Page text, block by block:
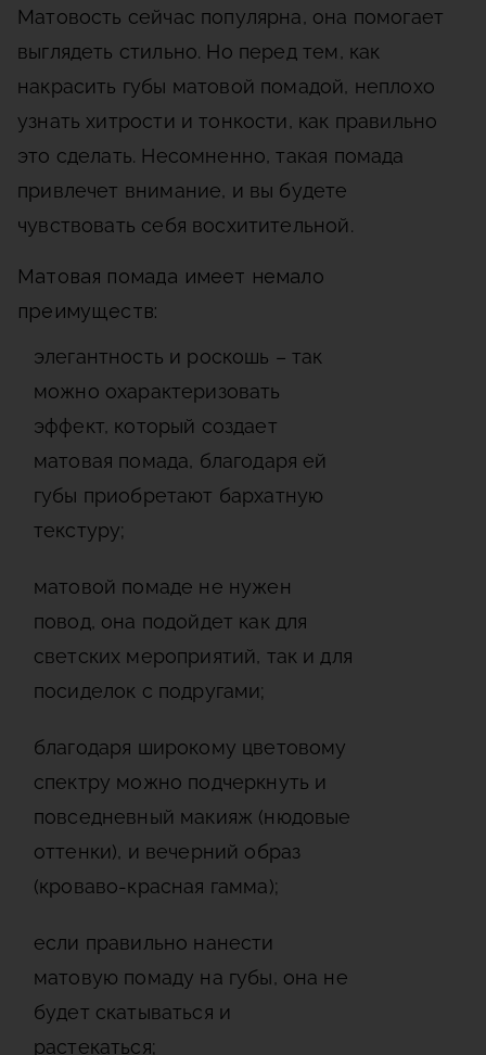
Матовость сейчас популярна, она помогает
выглядеть стильно. Но перед тем, как
накрасить губы матовой помадой, неплохо
узнать хитрости и тонкости, как правильно
это сделать. Несомненно, такая помада
привлечет внимание, и вы будете
чувствовать себя восхитительной.
Матовая помада имеет немало
преимуществ:
элегантность и роскошь – так
можно охарактеризовать
эффект, который создает
матовая помада, благодаря ей
губы приобретают бархатную
текстуру;
матовой помаде не нужен
повод, она подойдет как для
светских мероприятий, так и для
посиделок с подругами;
благодаря широкому цветовому
спектру можно подчеркнуть и
повседневный макияж (нюдовые
оттенки), и вечерний образ
(кроваво-красная гамма);
если правильно нанести
матовую помаду на губы, она не
будет скатываться и
растекаться;